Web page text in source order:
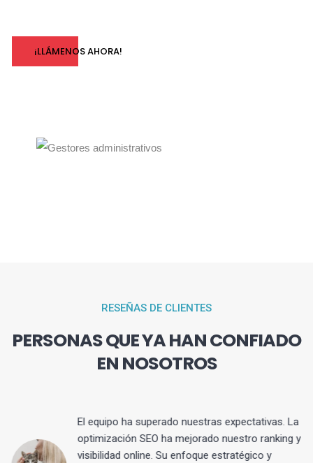
¡LLÁMENOS AHORA!
RESEÑAS DE CLIENTES
PERSONAS QUE YA HAN CONFIADO
EN NOSOTROS
El equipo ha superado nuestras expectativas. La
optimización SEO ha mejorado nuestro ranking y
visibilidad online. Su enfoque estratégico y